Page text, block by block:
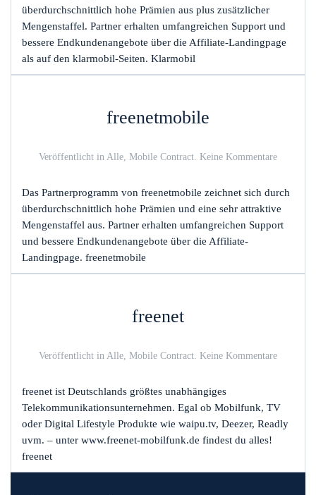
überdurchschnittlich hohe Prämien aus plus zusätzlicher
Mengenstaffel. Partner erhalten umfangreichen Support und
bessere Endkundenangebote über die Affiliate-Landingpage
als auf den klarmobil-Seiten. Klarmobil
freenetmobile
Veröffentlicht in Alle, Mobile Contract. Keine Kommentarezu
Das Partnerprogramm von freenetmobile zeichnet sich durch
überdurchschnittlich hohe Prämien und eine sehr attraktive
Mengenstaffel aus. Partner erhalten umfangreichen Support
und bessere Endkundenangebote über die Affiliate-
Landingpage. freenetmobile
freenet
Veröffentlicht in Alle, Mobile Contract. Keine Kommentarezu
freenet ist Deutschlands größtes unabhängiges
Telekommunikationsunternehmen. Egal ob Mobilfunk, TV
oder Digital Lifestyle Produkte wie waipu.tv, Deezer, Readly
uvm. – unter www.freenet-mobilfunk.de findest du alles!
freenet